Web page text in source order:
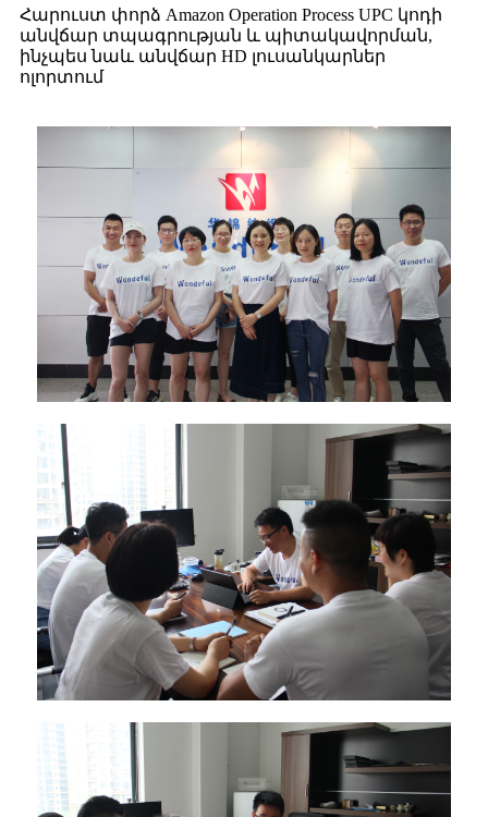
Հարուստ փորձ Amazon Operation Process UPC կոդի
անվճար տպագրության և պիտակավորման,
ինչպես նաև անվճար HD լուսանկարներ
ոլորտում